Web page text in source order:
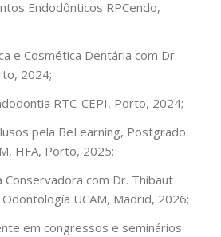
Endodônticos RPCendo,
e Cosmética Dentária com Dr.
2024;
RTC-CEPI, Porto, 2024;
pela BeLearning, Postgrado
HFA, Porto, 2025;
Conservadora com Dr. Thibaut
UCAM, Madrid, 2026;
em congressos e seminários